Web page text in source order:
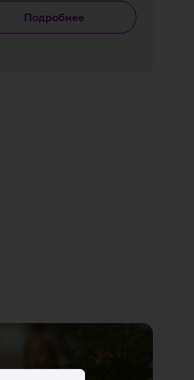
Подробнее